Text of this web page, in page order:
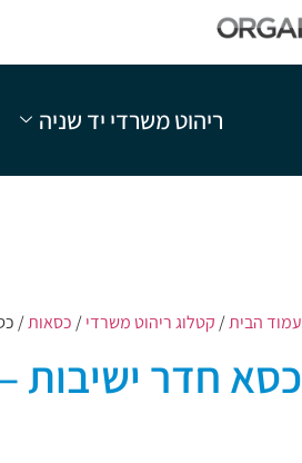
ריהוט משרדי יד שניה
עמוד הבית/ קטלוג ריהוט משרדי/ כסאות/
כסא חדר ישיבות